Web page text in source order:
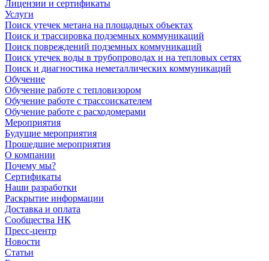
Лицензии и сертификаты
Услуги
Поиск утечек метана на площадных объектах
Поиск и трассировка подземных коммуникаций
Поиск повреждений подземных коммуникаций
Поиск утечек воды в трубопроводах и на тепловых сетях
Поиск и диагностика неметаллических коммуникаций
Обучение
Обучение работе с тепловизором
Обучение работе с трассоискателем
Обучение работе с расходомерами
Мероприятия
Будущие мероприятия
Прошедшие мероприятия
О компании
Почему мы?
Сертификаты
Наши разработки
Раскрытие информации
Доставка и оплата
Сообщества НК
Пресс-центр
Новости
Статьи